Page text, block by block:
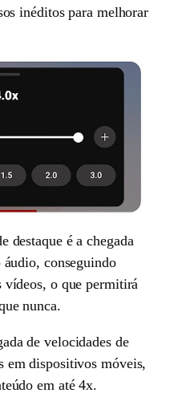
inéditos para melhorar
destaque é a chegada
conseguindo
vídeos, o que permitirá
nunca.
de velocidades de
em dispositivos móveis,
em até 4x.